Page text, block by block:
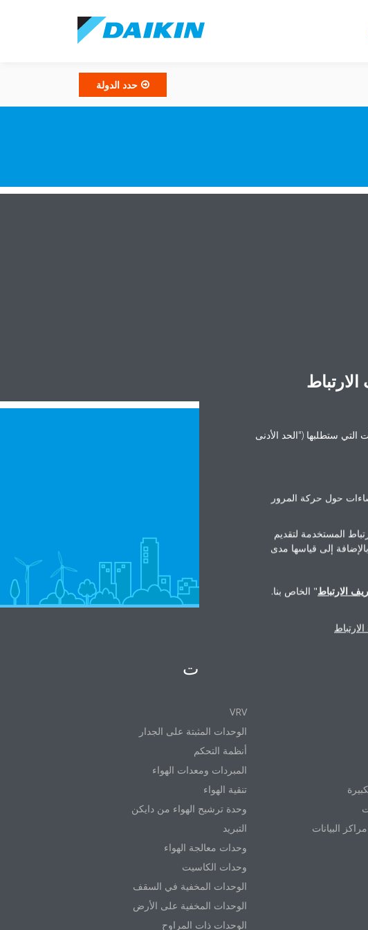
حدد الدولة
المنتجات
VRV
الوحدات المثبتة على الجدار
أنظمة التحكم
المبردات ومعدات الهواء
تنقية الهواء
وحدة ترشيح الهواء من دايكن
التبريد
وحدات معالجة الهواء
وحدات الكاسيت
الوحدات المخفية في السقف
الوحدات المخفية على الأرض
الوحدات ذات المراوح
مراكز البيانات
التي ستطلبها ("الحد الأدنى
حول حركة المرور
المستخدمة لتقديم
إلى قياسها مدى
الارتباط" الخاص بنا.